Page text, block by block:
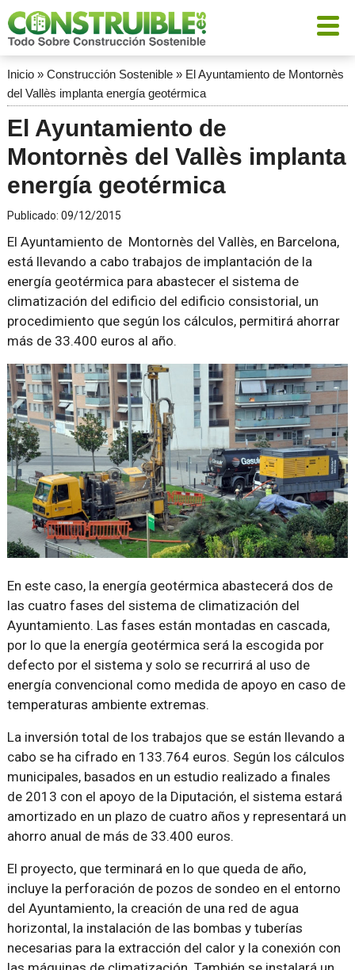
Inicio» Construcción Sostenible» El Ayuntamiento de Montornès
del Vallès implanta energía geotérmica
El Ayuntamiento de
Montornès del Vallès implanta
energía geotérmica
Publicado: 09/12/2015
El Ayuntamiento de Montornès del Vallès, en Barcelona,
está llevando a cabo trabajos de implantación de la
energía geotérmica para abastecer el sistema de
climatización del edificio del edificio consistorial, un
procedimiento que según los cálculos, permitirá ahorrar
más de 33.400 euros al año.
En este caso, la energía geotérmica abastecerá dos de
las cuatro fases del sistema de climatización del
Ayuntamiento. Las fases están montadas en cascada,
por lo que la energía geotérmica será la escogida por
defecto por el sistema y solo se recurrirá al uso de
energía convencional como medida de apoyo en caso de
temperaturas ambiente extremas.
La inversión total de los trabajos que se están llevando a
cabo se ha cifrado en 133.764 euros. Según los cálculos
municipales, basados en un estudio realizado a finales
de 2013 con el apoyo de la Diputación, el sistema estará
amortizado en un plazo de cuatro años y representará un
ahorro anual de más de 33.400 euros.
El proyecto, que terminará en lo que queda de año,
incluye la perforación de pozos de sondeo en el entorno
del Ayuntamiento, la creación de una red de agua
horizontal, la instalación de las bombas y tuberías
necesarias para la extracción del calor y la conexión con